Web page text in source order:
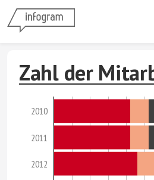
Zahl der
2010
2011
2012